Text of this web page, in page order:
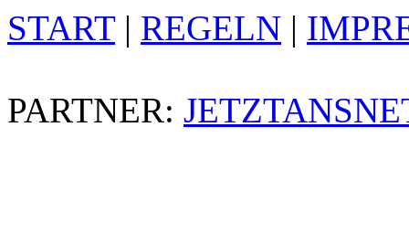
START| REGELN |
PARTNER: